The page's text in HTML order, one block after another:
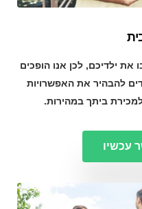
ילדיכם, לכן אנו הופכים
להבהיר את האפשרויות
ביתך במהירות.
עכשיו